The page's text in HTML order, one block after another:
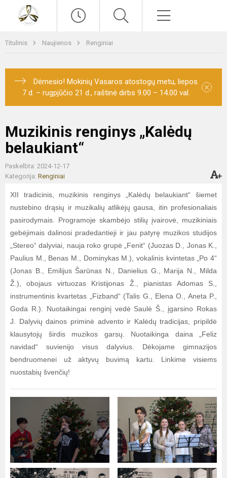
Titulinis Naujienos Renginiai
Dėmesio! Mokinių Vasaros atostogų metu, liepos
7 d. – rugpjūčio 21 d., raštinė dirbs 9.00 – 14.00 val.
×
Muzikinis renginys „Kalėdų
belaukiant“
Paskelbta: 2024-12-17
Kategorija: Renginiai
XII tradicinis, muzikinis renginys „Kalėdų belaukiant“ šiemet
nustebino drąsių ir muzikalių atlikėjų gausa, itin profesionaliais
pasirodymais. Programoje skambėjo stilių įvairovė, muzikiniais
gebėjimais dalinosi pradedantieji ir jau patyrę muzikos studijos
„Stereo“ dalyviai, nauja roko grupė „Fenit“ (Juozas D., Jonas K.,
Paulius M., Benas M., Dominykas M.), vokalinis kvintetas „Po 4“
(Jonas B., Emilijus Šarūnas N., Danielius G., Marija N., Milda
Ž.), obojaus virtuozas Kristijonas Ž., pianistas Adomas S.,
instrumentinis kvartetas „Fizband“ (Talis G., Elena O., Aneta P.,
Goda R.). Nuotaikingai renginį vedė Saulė Š., įgarsino Rokas
J. Dalyvių dainos priminė advento ir Kalėdų tradicijas, pripildė
klausytojų širdis muzikos garsų. Nuotaikinga daina „Feliz
navidad“ suvienijo visus dalyvius. Dėkojame gimnazijos
bendruomenei už aktyvų buvimą kartu. Linkime visiems
nuostabių švenčių!